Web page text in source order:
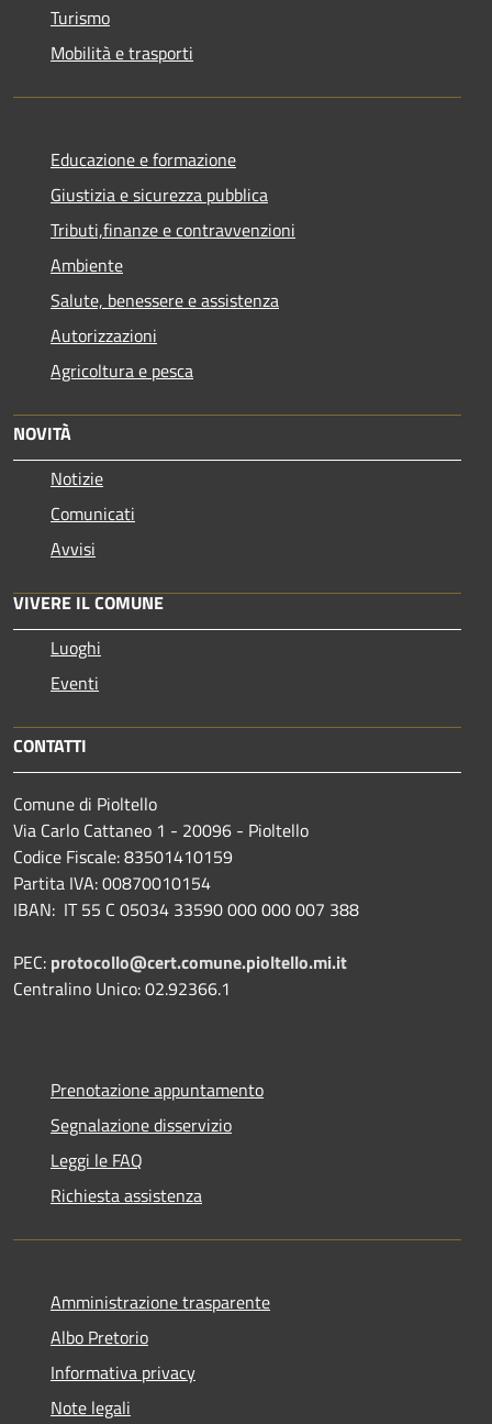
Turismo
Mobilità e trasporti
Educazione e formazione
Giustizia e sicurezza pubblica
Tributi,finanze e contravvenzioni
Ambiente
Salute, benessere e assistenza
Autorizzazioni
Agricoltura e pesca
NOVITÀ
Notizie
Comunicati
Avvisi
VIVERE IL COMUNE
Luoghi
Eventi
CONTATTI
Comune di Pioltello
Via Carlo Cattaneo 1 - 20096 - Pioltello
Codice Fiscale: 83501410159
Partita IVA: 00870010154
IBAN: IT 55 C 05034 33590 000 000 007 388
PEC: protocollo@cert.comune.pioltello.mi.it
Centralino Unico: 02.92366.1
Prenotazione appuntamento
Segnalazione disservizio
Leggi le FAQ
Richiesta assistenza
Amministrazione trasparente
Albo Pretorio
Informativa privacy
Note legali